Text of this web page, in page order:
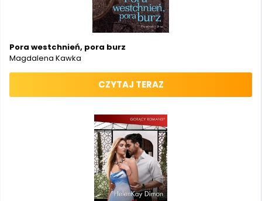
Pora westchnień, pora burz
Magdalena Kawka
CZYTAJ TERAZ